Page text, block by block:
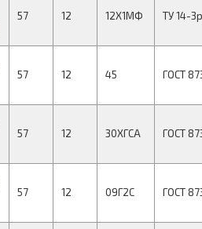
57 12 12Х1МФ ТУ 14-
57 12 45 ГОСТ
57 12 30ХГСА ГОСТ
57 12 09Г2С ГОСТ